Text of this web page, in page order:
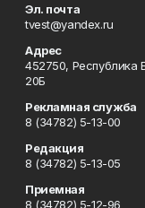
Эл. почта
tvest@yandex.ru
Адрес
452750, Республика
20Б
Рекламная служба
8 (34782) 5-13-00
Редакция
8 (34782) 5-13-05
Приемная
8 (34782) 5-12-96